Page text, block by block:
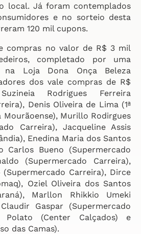
local. Já foram contemplados
e no sorteio desta
120 mil cupons.
compras no valor de R$ 3 mil
completado por uma
na Loja Dona Onça Beleza
dos vale compras de R$
Rodrigues Ferreira
Denis Oliveira de Lima (1ª
Murillo Rodirgues
Carreira), Jacqueline Assis
Enedina Maria dos Santos
Carlos Bueno (Supermercado
(Supermercado Carreira),
(Supermercado Carreira), Dirce
Oziel Oliveira dos Santos
Marllon Rhikkio Umeki
Gaspar (Supermercado
Polato (Center Calçados) e
das Camas).